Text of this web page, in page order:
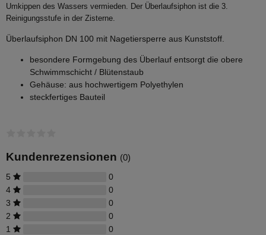
Umkippen des Wassers vermieden. Der Überlaufsiphon ist die 3.
Reinigungsstufe in der Zisterne.
Überlaufsiphon DN 100 mit Nagetiersperre aus Kunststoff.
besondere Formgebung des Überlauf entsorgt die obere
Schwimmschicht / Blütenstaub
Gehäuse: aus hochwertigem Polyethylen
steckfertiges Bauteil
Kundenrezensionen (0)
5
0
4
0
3
0
2
0
1
0